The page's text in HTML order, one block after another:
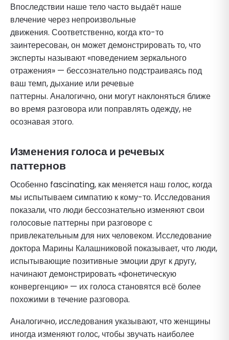
Впоследствии наше тело часто выдаёт наше
влечение через непроизвольные
движения. Соответственно, когда кто-то
заинтересован, он может демонстрировать то, что
эксперты называют «поведением зеркального
отражения» — бессознательно подстраиваясь под
ваш темп, дыхание или речевые
паттерны. Аналогично, они могут наклоняться ближе
во время разговора или поправлять одежду, не
осознавая этого.
Изменения голоса и речевых
паттернов
Особенно fascinating, как меняется наш голос, когда
мы испытываем симпатию к кому-то. Исследования
показали, что люди бессознательно изменяют свои
голосовые паттерны при разговоре с
привлекательным для них человеком. Исследование
доктора Марины Калашниковой показывает, что люди,
испытывающие позитивные эмоции друг к другу,
начинают демонстрировать «фонетическую
конвергенцию» — их голоса становятся всё более
похожими в течение разговора.
Аналогично, исследования указывают, что женщины
иногда изменяют голос, чтобы звучать наиболее